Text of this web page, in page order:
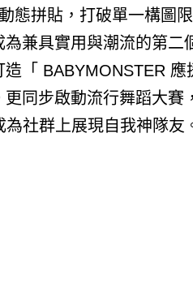
態拼貼，打破單一構圖
為兼具實用與潮流的第
「 BABYMONSTER
同步啟動流行舞蹈大賽
社群上展現自我神隊友